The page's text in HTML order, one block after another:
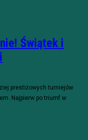
Świątek i
prestiżowych turniejów
Najpierw po triumf w